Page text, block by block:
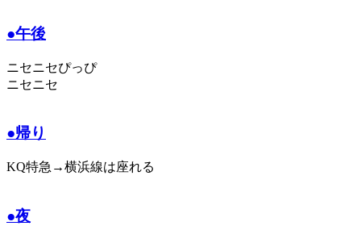
●午後
ニセニセぴっぴ
ニセニセ
●帰り
KQ特急→横浜線は座れる
●夜